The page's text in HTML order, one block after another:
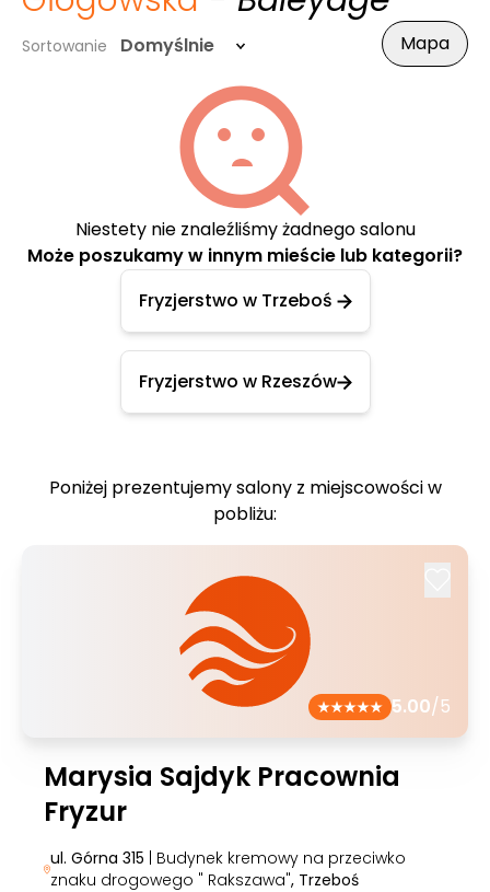
Sortowanie Domyślnie Mapa
Niestety nie znaleźliśmy żadnego salonu
Może poszukamy w innym mieście lub kategorii?
Fryzjerstwo w Trzeboś
Fryzjerstwo w Rzeszów
Poniżej prezentujemy salony z miejscowości w
pobliżu:
5.00/5
Marysia Sajdyk Pracownia
Fryzur
ul. Górna 315 | Budynek kremowy na przeciwko
znaku drogowego " Rakszawa", Trzeboś